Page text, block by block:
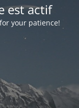
est actif
your patience!